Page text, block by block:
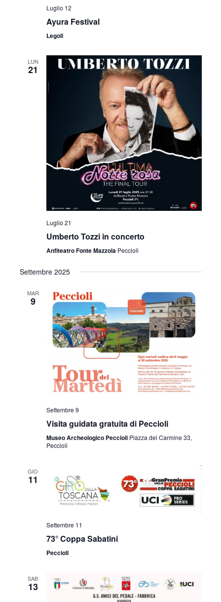
Luglio 12
Ayura Festival
Legoli
LUN
21
Luglio 21
Umberto Tozzi in concerto
Anfiteatro Fonte Mazzola Peccioli
Settembre 2025
MAR
9
Settembre 9
Visita guidata gratuita di Peccioli
Museo Archeologico Peccioli Piazza del Carmine 33,
Peccioli
GIO
11
Settembre 11
73° Coppa Sabatini
Peccioli
SAB
13